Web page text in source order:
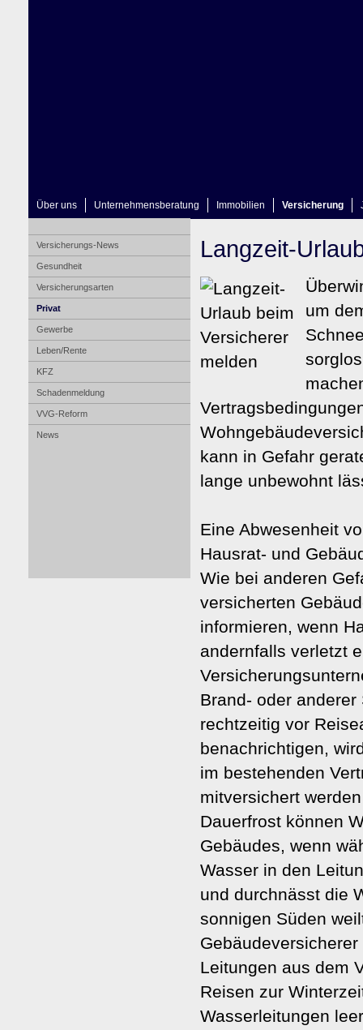
Über uns Unternehmensberatung Immobilien Versicherung
Versicherungs-News
Gesundheit
Versicherungsarten
Privat
Gewerbe
Leben/Rente
KFZ
Schadenmeldung
VVG-Reform
News
Langzeit-
um
kann in Gefahr
lange unbewohnt
Eine Abwesenheit
Hausrat- und
Wie bei anderen
versicherten
informieren, wenn
andernfalls verletzt
Brand- oder
rechtzeitig vor
benachrichtigen,
im bestehenden
mitversichert
Dauerfrost können
Gebäudes, wenn
Wasser in den
und durchnässt die
sonnigen Süden
Leitungen aus dem
Reisen zur
Wasserleitungen